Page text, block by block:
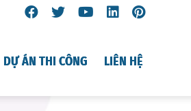
DỰ ÁN THI CÔNG LIÊN HỆ